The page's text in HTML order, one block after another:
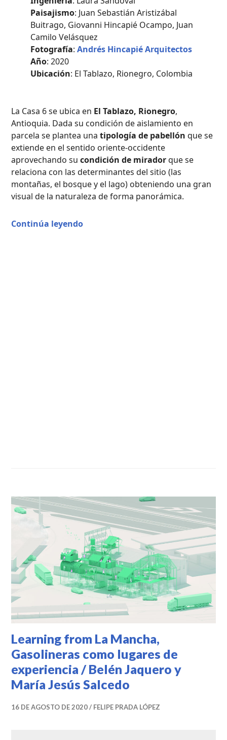
Paisajismo: Juan Sebastián Aristizábal
Buitrago, Giovanni Hincapié Ocampo, Juan
Camilo Velásquez
Fotografía:Andrés Hincapié Arquitectos
Año: 2020
Ubicación: El Tablazo, Rionegro, Colombia
La Casa 6 se ubica en El Tablazo, Rionegro,
Antioquia. Dada su condición de aislamiento en
parcela se plantea unatipología de pabellón que se
extiende en el sentido oriente-occidente
aprovechando sucondición de miradorque se
relaciona con las determinantes del sitio (las
montañas, el bosque y el lago) obteniendo una gran
visual de la naturaleza de forma panorámica.
Continúa leyendo“Casa 6 / Taller 11 arquitectura”
ACADÉMICOS,
PUBLICACIONES
Learning from La Mancha,
Gasolineras como lugares de
experiencia / Belén Jaquero y
María Jesús Salcedo
16 DE AGOSTO DE 2020 FELIPE PRADA LÓPEZ